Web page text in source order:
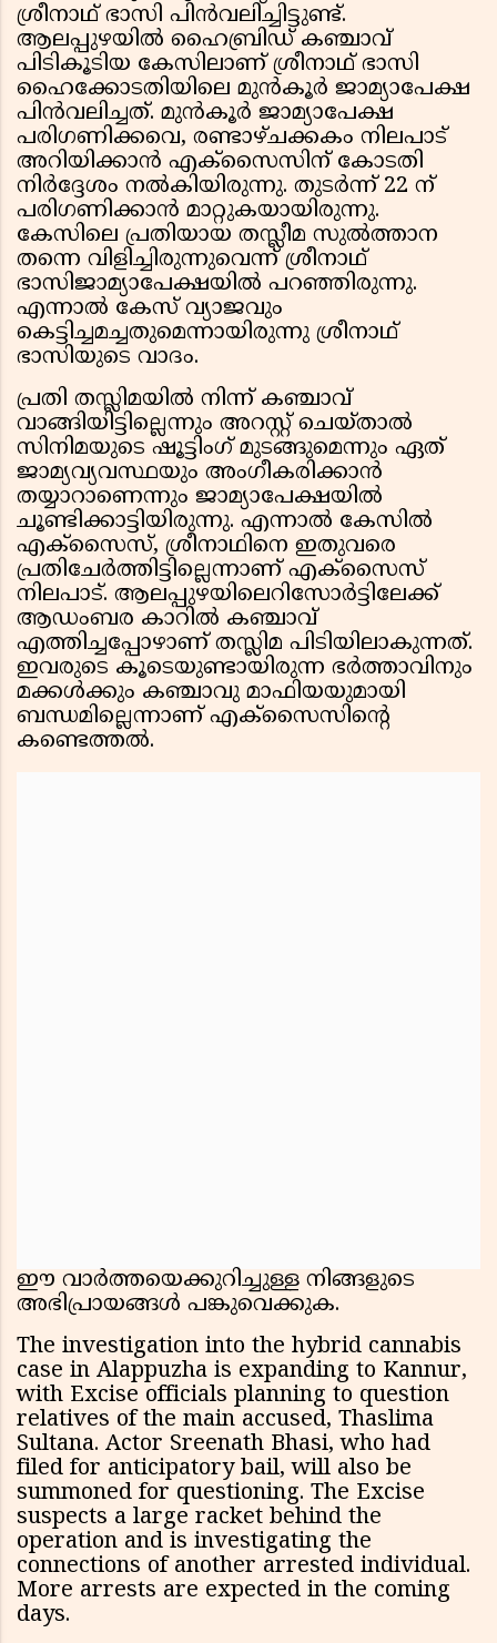
ശ്രീനാഥ് ഭാസി പിൻവലിച്ചിട്ടുണ്ട്.
ആലപ്പുഴയില്‍ ഹൈബ്രിഡ് കഞ്ചാവ്
പിടികൂടിയ കേസിലാണ് ശ്രീനാഥ് ഭാസി
ഹൈക്കോടതിയിലെ മുന്‍കൂര്‍ ജാമ്യാപേക്ഷ
പിന്‍വലിച്ചത്. മുന്‍കൂര്‍ ജാമ്യാപേക്ഷ
പരിഗണിക്കവെ, രണ്ടാഴ്ചക്കകം നിലപാട്
അറിയിക്കാൻ എക്സൈസിന് കോടതി
നിർദ്ദേശം നൽകിയിരുന്നു. തുടര്‍ന്ന് 22 ന്
പരിഗണിക്കാൻ മാറ്റുകയായിരുന്നു.
കേസിലെ പ്രതിയായ തസ്ലീമ സുല്‍ത്താന
തന്നെ വിളിച്ചിരുന്നുവെന്ന് ശ്രീനാഥ്
ഭാസിജാമ്യാപേക്ഷയിൽ പറഞ്ഞിരുന്നു.
എന്നാൽ കേസ് വ്യാജവും
കെട്ടിച്ചമച്ചതുമെന്നായിരുന്നു ശ്രീനാഥ്
ഭാസിയുടെ വാദം.
പ്രതി തസ്ലിമയില്‍ നിന്ന് കഞ്ചാവ്
വാങ്ങിയിട്ടില്ലെന്നും അറസ്റ്റ് ചെയ്താല്‍
സിനിമയുടെ ഷൂട്ടിംഗ് മുടങ്ങുമെന്നും ഏത്
ജാമ്യവ്യവസ്ഥയും അംഗീകരിക്കാന്‍
തയ്യാറാണെന്നും ജാമ്യാപേക്ഷയില്‍
ചൂണ്ടിക്കാട്ടിയിരുന്നു. എന്നാല്‍ കേസില്‍
എക്സൈസ്, ശ്രീനാഥിനെ ഇതുവരെ
പ്രതിചേര്‍ത്തിട്ടില്ലെന്നാണ് എക്സൈസ്
നിലപാട്. ആലപ്പുഴയിലെറിസോർട്ടിലേക്ക്
ആഡംബര കാറിൽ കഞ്ചാവ്
എത്തിച്ചപ്പോഴാണ് തസ്ലിമ പിടിയിലാകുന്നത്.
ഇവരുടെ കൂടെയുണ്ടായിരുന്ന ഭർത്താവിനും
മക്കൾക്കും കഞ്ചാവു മാഫിയയുമായി
ബന്ധമില്ലെന്നാണ് എക്സൈസിൻ്റെ
കണ്ടെത്തൽ.
ഈ വാർത്തയെക്കുറിച്ചുള്ള നിങ്ങളുടെ
അഭിപ്രായങ്ങൾ പങ്കുവെക്കുക.
The investigation into the hybrid cannabis
case in Alappuzha is expanding to Kannur,
with Excise officials planning to question
relatives of the main accused, Thaslima
Sultana. Actor Sreenath Bhasi, who had
filed for anticipatory bail, will also be
summoned for questioning. The Excise
suspects a large racket behind the
operation and is investigating the
connections of another arrested individual.
More arrests are expected in the coming
days.